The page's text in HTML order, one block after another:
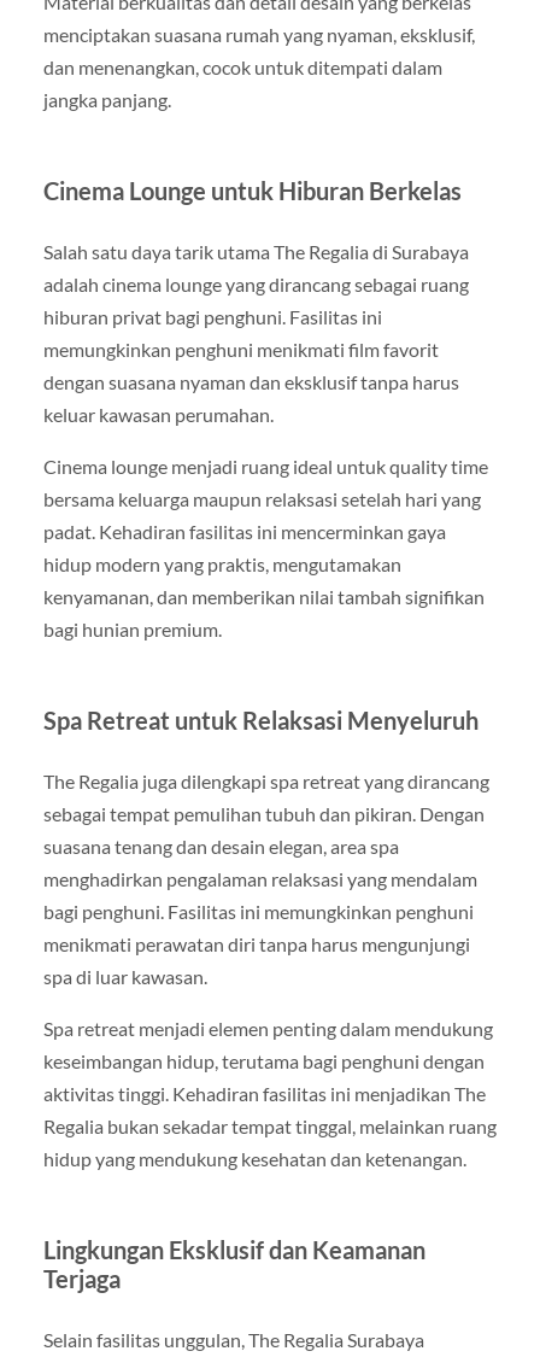
menciptakan suasana rumah yang nyaman, eksklusif,
dan menenangkan, cocok untuk ditempati dalam
jangka panjang.
Cinema Lounge untuk Hiburan Berkelas
Salah satu daya tarik utama The Regalia di Surabaya
adalah cinema lounge yang dirancang sebagai ruang
hiburan privat bagi penghuni. Fasilitas ini
memungkinkan penghuni menikmati film favorit
dengan suasana nyaman dan eksklusif tanpa harus
keluar kawasan perumahan.
Cinema lounge menjadi ruang ideal untuk quality time
bersama keluarga maupun relaksasi setelah hari yang
padat. Kehadiran fasilitas ini mencerminkan gaya
hidup modern yang praktis, mengutamakan
kenyamanan, dan memberikan nilai tambah signifikan
bagi hunian premium.
Spa Retreat untuk Relaksasi Menyeluruh
The Regalia juga dilengkapi spa retreat yang dirancang
sebagai tempat pemulihan tubuh dan pikiran. Dengan
suasana tenang dan desain elegan, area spa
menghadirkan pengalaman relaksasi yang mendalam
bagi penghuni. Fasilitas ini memungkinkan penghuni
menikmati perawatan diri tanpa harus mengunjungi
spa di luar kawasan.
Spa retreat menjadi elemen penting dalam mendukung
keseimbangan hidup, terutama bagi penghuni dengan
aktivitas tinggi. Kehadiran fasilitas ini menjadikan The
Regalia bukan sekadar tempat tinggal, melainkan ruang
hidup yang mendukung kesehatan dan ketenangan.
Lingkungan Eksklusif dan Keamanan
Terjaga
Selain fasilitas unggulan, The Regalia Surabaya